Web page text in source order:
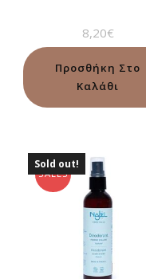
8,20€
Προσθήκη Στο
Καλάθι
Sold out!
SALES